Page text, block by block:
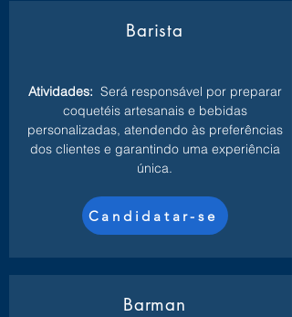
Barista
Atividades: Será responsável por preparar
coquetéis artesanais e bebidas
personalizadas, atendendo às preferências
dos clientes e garantindo uma experiência
única.
Candidatar-se
Barman